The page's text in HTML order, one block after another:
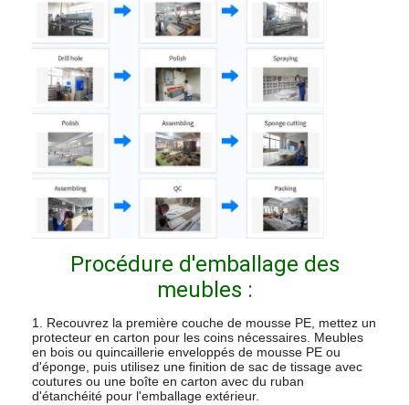
Procédure d'emballage des
meubles :
1. Recouvrez la première couche de mousse PE, mettez un
protecteur en carton pour les coins nécessaires. Meubles
en bois ou quincaillerie enveloppés de mousse PE ou
d'éponge, puis utilisez une finition de sac de tissage avec
coutures ou une boîte en carton avec du ruban
d'étanchéité pour l'emballage extérieur.